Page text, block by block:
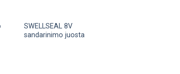
SWELLSEAL 8V
sandarinimo juosta